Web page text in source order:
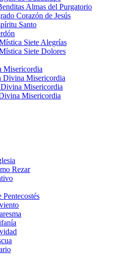
Almas del Purgatorio
Corazón de Jesús
Santo
Siete Alegrías
Siete Dolores
Misericordia
Divina Misericordia
Misericordia
Misericordia
Rezar
Pentecostés